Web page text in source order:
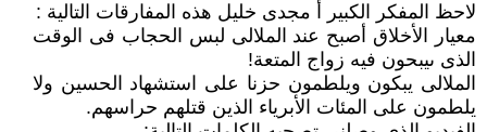
لاحظ المفكر الكبير أ مجدى خليل هذه المفارقات التالية :
معيار الأخلاق أصبح عند الملالى لبس الحجاب فى الوقت
الذى ىيبحون فيه زواج المتعة!
الملالى يبكون ويلطمون حزنا على استشهاد الحسين ولا
يلطمون على المئات الأبرياء الذين قتلهم حراسهم.